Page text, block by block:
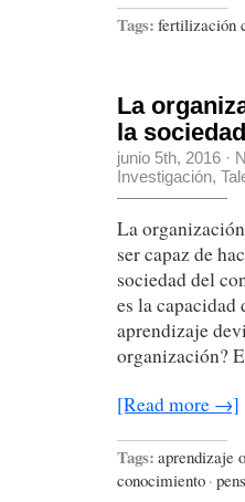
Tags: fertilización
La
la
junio 5th, 2016 ·
Investigación,
La
ser capaz de
sociedad del
es la
aprendizaje
organización?
[Read more →]
Tags: aprendizaje
conocimiento ·